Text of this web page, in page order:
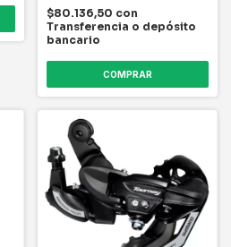
$80.136,50 con
Transferencia o depósito
bancario